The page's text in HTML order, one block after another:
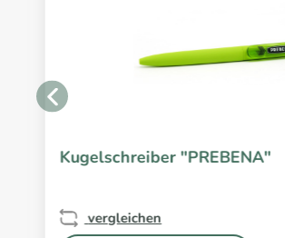
Kugelschreiber "PREBENA"
vergleichen